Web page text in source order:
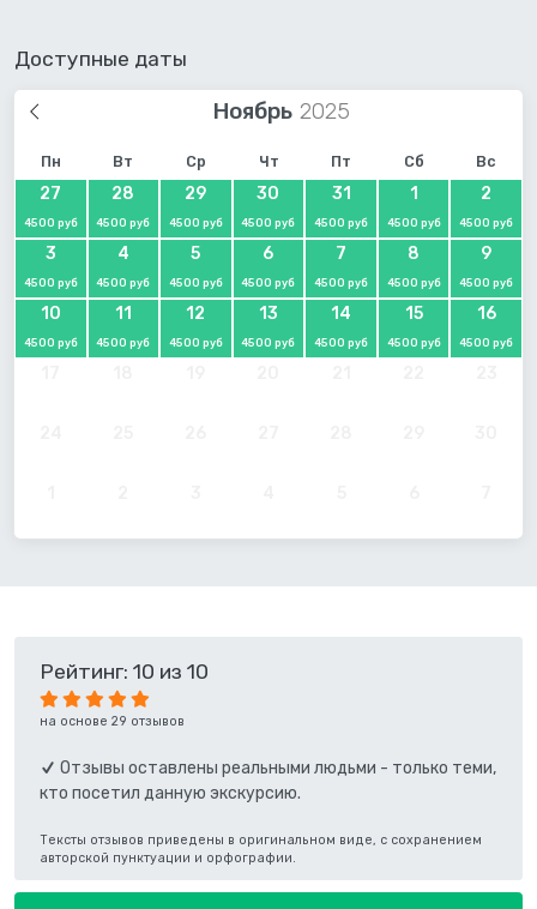
Доступные даты
Ноябрь
Пн Вт Ср Чт Пт Сб Вс
27
4500 руб
28
4500 руб
29
4500 руб
30
4500 руб
31
4500 руб
1
4500 руб
2
4500 руб
3
4500 руб
4
4500 руб
5
4500 руб
6
4500 руб
7
4500 руб
8
4500 руб
9
4500 руб
10
4500 руб
11
4500 руб
12
4500 руб
13
4500 руб
14
4500 руб
15
4500 руб
16
4500 руб
Рейтинг: 10 из 10
на основе 29 отзывов
Отзывы оставлены реальными людьми - только теми,
кто посетил данную экскурсию.
Тексты отзывов приведены в оригинальном виде, с сохранением
авторской пунктуации и орфографии.